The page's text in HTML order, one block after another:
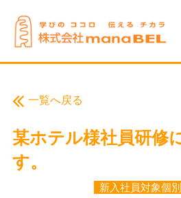
一覧へ戻る
某ホテル様社員研修
す。
新入社員対象個